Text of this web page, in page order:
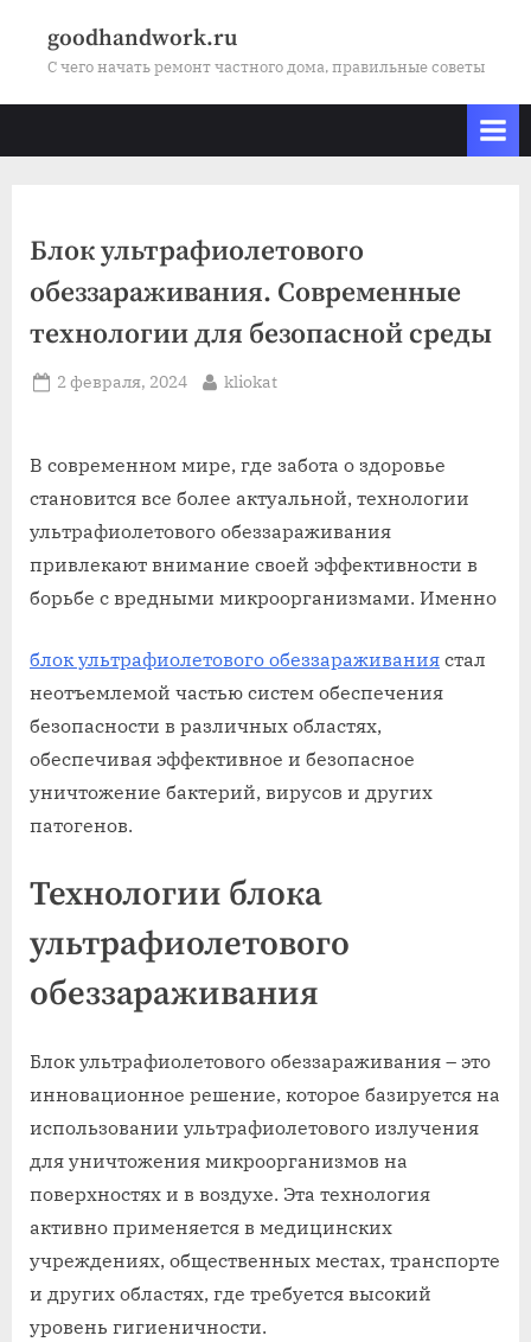
goodhandwork.ru
С чего начать ремонт частного дома, правильные советы
Блок ультрафиолетового
обеззараживания. Современные
технологии для безопасной среды
Posted
2 февраля, 2024 By
kliokat
В современном мире, где забота о здоровье
становится все более актуальной, технологии
ультрафиолетового обеззараживания
привлекают внимание своей эффективности в
борьбе с вредными микроорганизмами. Именно
блок ультрафиолетового обеззараживания стал
неотъемлемой частью систем обеспечения
безопасности в различных областях,
обеспечивая эффективное и безопасное
уничтожение бактерий, вирусов и других
патогенов.
Технологии блока
ультрафиолетового
обеззараживания
Блок ультрафиолетового обеззараживания – это
инновационное решение, которое базируется на
использовании ультрафиолетового излучения
для уничтожения микроорганизмов на
поверхностях и в воздухе. Эта технология
активно применяется в медицинских
учреждениях, общественных местах, транспорте
и других областях, где требуется высокий
уровень гигиеничности.